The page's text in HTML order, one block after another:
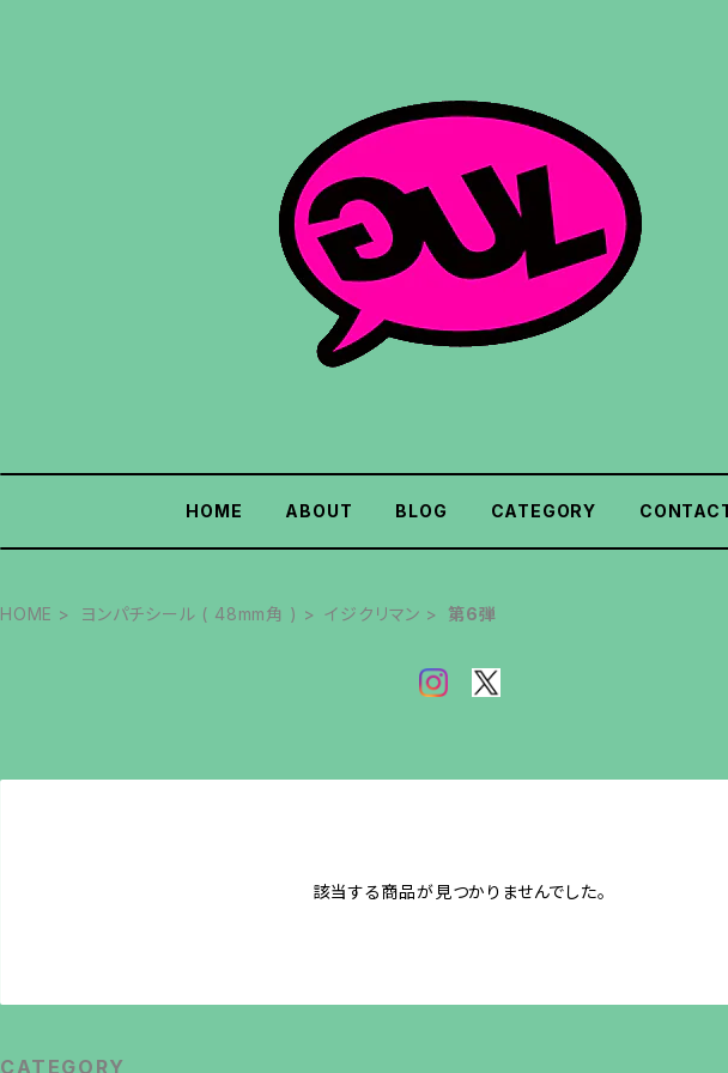
HOME ABOUT BLOG CATEGORY
HOME ヨンパチシール ( 48mm角 ) イジクリマン 第6弾
該当する商品が見つかりませんでした。
CATEGORY